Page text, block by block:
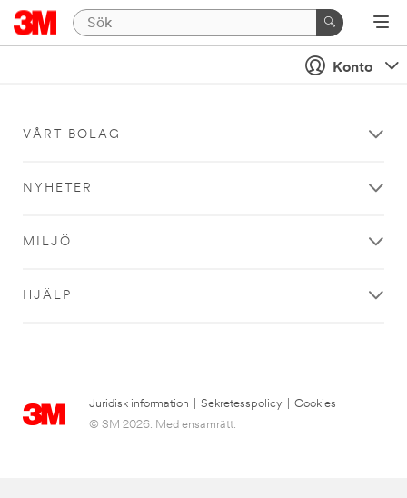
Konto
VÅRT BOLAG
NYHETER
MILJÖ
HJÄLP
Juridisk information Sekretesspolicy
Cookies
© 3M 2026. Med ensamrätt.